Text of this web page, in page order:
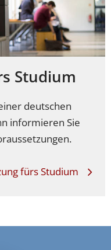
Studium
deutschen
informieren Sie
fürs Studium